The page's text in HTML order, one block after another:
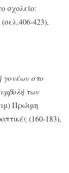
σχολείο:
423),
γονέων στο
των
Πρώιμη
(160-183),